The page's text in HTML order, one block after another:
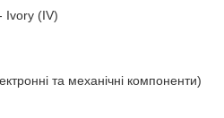
Ivory (IV)
та механічні компоненти)